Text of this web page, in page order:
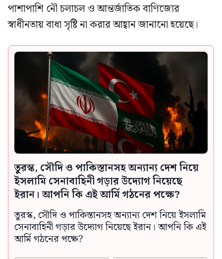
পাশাপাশি নৌ চলাচল ও আন্তর্জাতিক বাণিজ্যের
স্বাধীনতায় বাধা সৃষ্টি না করার আহ্বান জানানো হয়েছে।
তুরস্ক, সৌদি ও পাকিস্তানসহ অন্যান্য দেশ নিয়ে
ইসলামি সেনাবাহিনী গড়ার উদ্যোগ নিয়েছে
ইরান। আপনি কি এই আর্মি গঠনের পক্ষে?
তুরস্ক, সৌদি ও পাকিস্তানসহ অন্যান্য দেশ নিয়ে ইসলামি
সেনাবাহিনী গড়ার উদ্যোগ নিয়েছে ইরান। আপনি কি এই
আর্মি গঠনের পক্ষে?